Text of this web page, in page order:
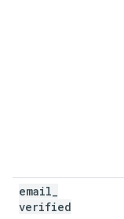
email
verified